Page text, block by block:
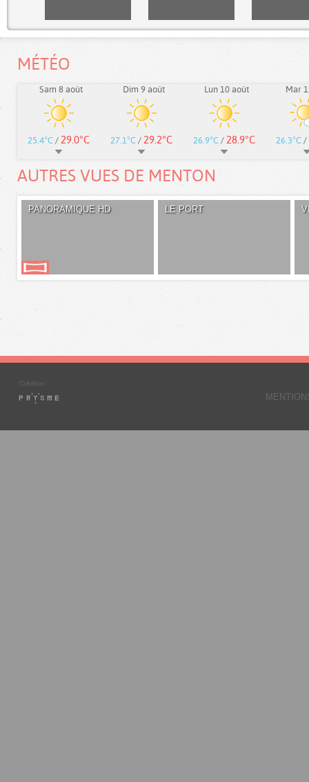
MÉTÉO
Sam 8 août
25.4°C / 29.0°C
Dim 9 août
27.1°C / 29.2°C
Lun 10 août
26.9°C / 28.9°C
Mar
26.3°C /
AUTRES VUES DE MENTON
PANORAMIQUE HD LE PORT